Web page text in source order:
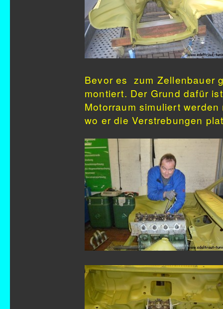
Bevor es zum Zellenbauer
montiert. Der Grund dafür
Motorraum simuliert
wo er die Verstrebungen